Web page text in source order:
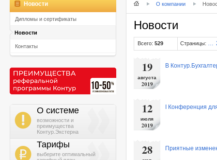
Новости
Дипломы и сертификаты
Новости
Контакты
i
О системе
возможности и
преимущества
Контур.Экстерна
b
Тарифы
выберите оптимальный
О компании
Новости
Всего: 529 Страницы: …
19
августа
2019
В
12
июля
2019
I Конференция
28 Приятные